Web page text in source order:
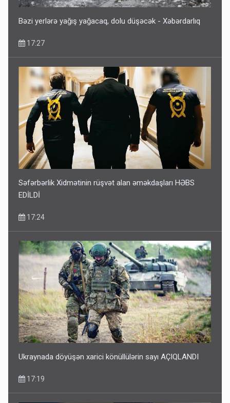
Bəzi yerlərə yağış yağacaq, dolu düşəcək - Xəbərdarlıq
17:27
Səfərbərlik Xidmətinin rüşvət alan əməkdaşları HƏBS
EDİLDİ
17:24
Ukraynada döyüşən xarici könüllülərin sayı AÇIQLANDI
17:19